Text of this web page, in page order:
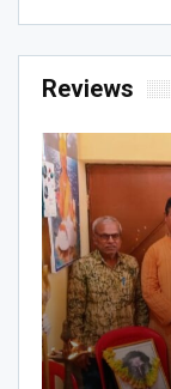
Reviews